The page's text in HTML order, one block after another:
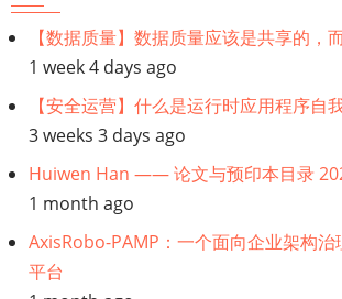
【数据质量】数据质量应该是共享的，
1 week 4 days ago
【安全运营】什么是运行时应用程序自
3 weeks 3 days ago
Huiwen Han —— 论文与预印本目录
1 month ago
AxisRobo-PAMP：一个面向企业架构治
平台